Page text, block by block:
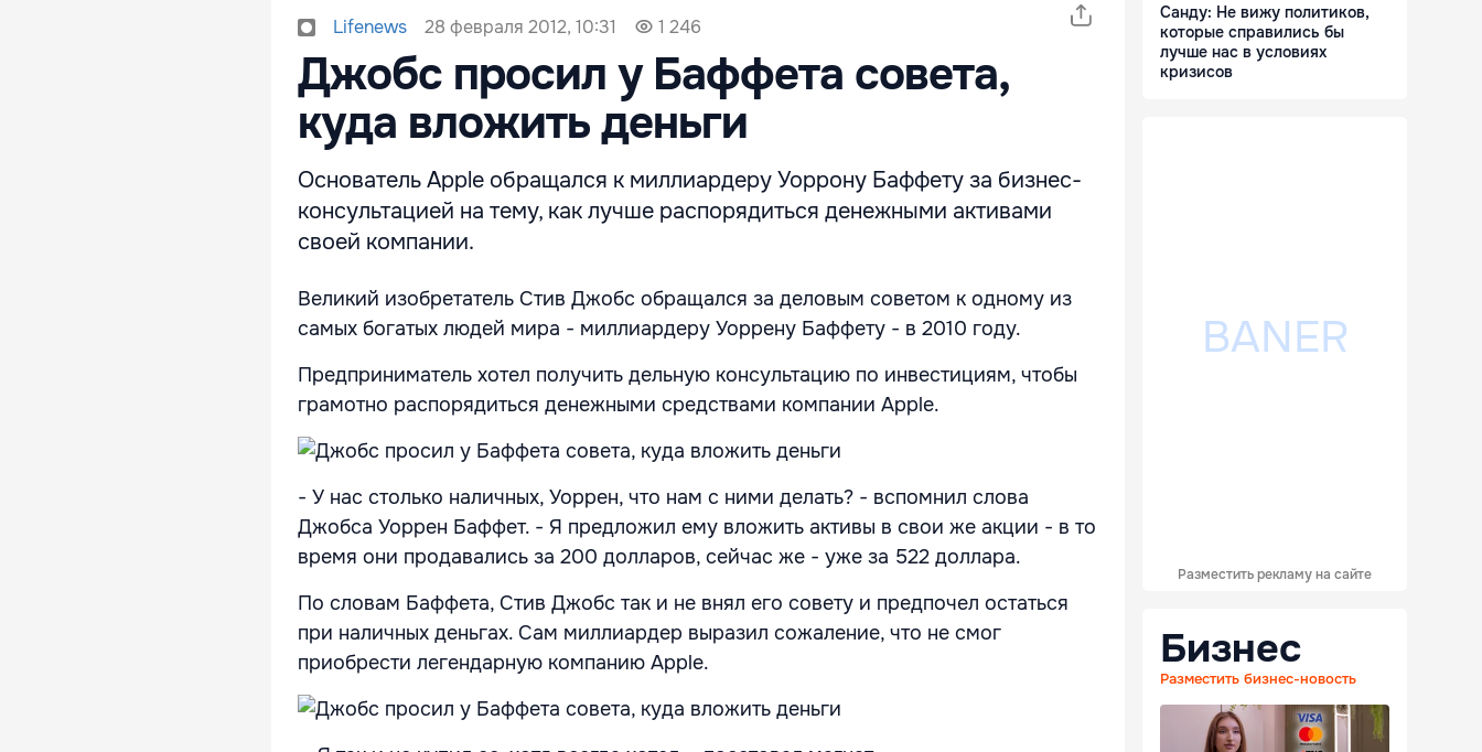
Lifenews 28 февраля 2012, 10:31 1 246
Джобс просил у Баффета совета,
куда вложить деньги
Основатель Apple обращался к миллиардеру Уоррону Баффету за бизнес-
консультацией на тему, как лучше распорядиться денежными активами
своей компании.
Великий изобретатель Стив Джобс обращался за деловым советом к одному из
самых богатых людей мира - миллиардеру Уоррену Баффету - в 2010 году.
Предприниматель хотел получить дельную консультацию по инвестициям, чтобы
грамотно распорядиться денежными средствами компании Apple.
- У нас столько наличных, Уоррен, что нам с ними делать? - вспомнил слова
Джобса Уоррен Баффет. - Я предложил ему вложить активы в свои же акции - в то
время они продавались за 200 долларов, сейчас же - уже за 522 доллара.
По словам Баффета, Стив Джобс так и не внял его совету и предпочел остаться
при наличных деньгах. Сам миллиардер выразил сожаление, что не смог
приобрести легендарную компанию Apple.
Санду: Не вижу политиков,
которые справились бы
лучше нас в условиях
кризисов
Разместить рекламу на сайте
Бизнес
Разместить бизнес-новость